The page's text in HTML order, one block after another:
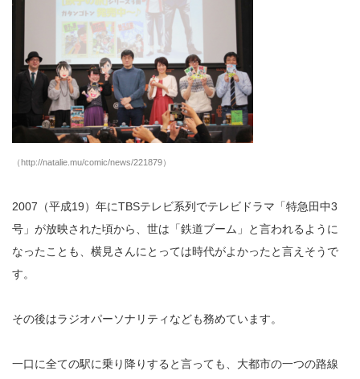
（http://natalie.mu/comic/news/221879）
2007（平成19）年にTBSテレビ系列でテレビドラマ「特急田中3
号」が放映された頃から、世は「鉄道ブーム」と言われるように
なったことも、横見さんにとっては時代がよかったと言えそうで
す。
その後はラジオパーソナリティなども務めています。
一口に全ての駅に乗り降りすると言っても、大都市の一つの路線